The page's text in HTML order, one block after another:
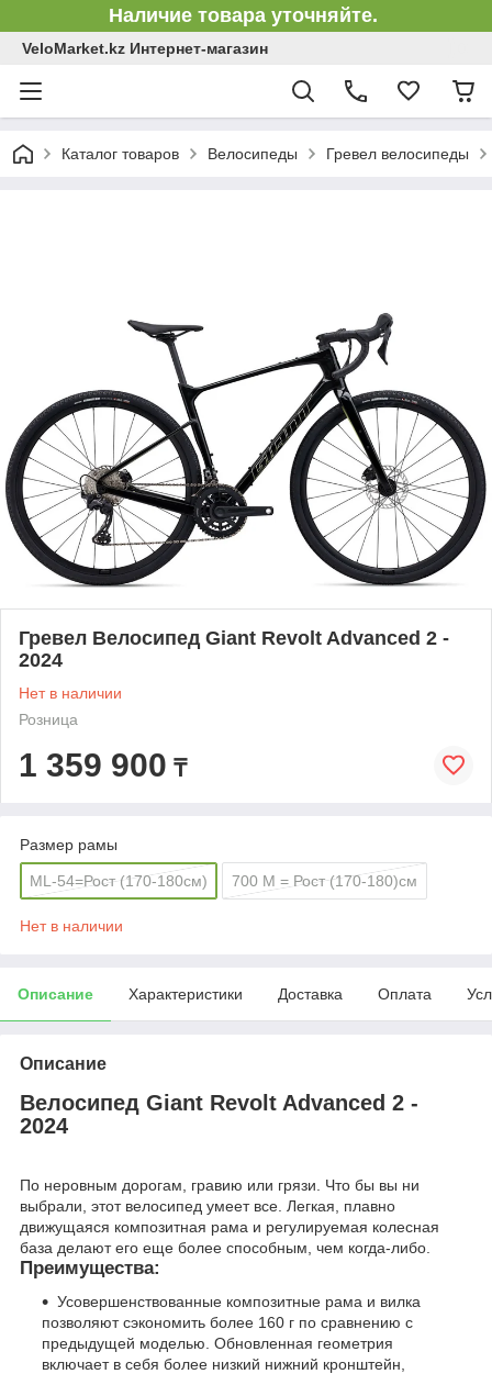
Наличие товара уточняйте.
VeloMarket.kz Интернет-магазин
Каталог товаров Велосипеды Гревел велосипеды
Гревел Велосипед Giant Revolt Advanced 2 -
2024
Нет в наличии
Розница
1 359 900 ₸
Размер рамы
ML-54=Рост (170-180см) 700 M = Рост (170-180)см
Нет в наличии
Описание Характеристики Доставка Оплата
Описание
Велосипед Giant Revolt Advanced 2 -
2024
По неровным дорогам, гравию или грязи. Что бы вы ни
выбрали, этот велосипед умеет все. Легкая, плавно
движущаяся композитная рама и регулируемая колесная
база делают его еще более способным, чем когда-либо.
Преимущества:
Усовершенствованные композитные рама и вилка
позволяют сэкономить более 160 г по сравнению с
предыдущей моделью. Обновленная геометрия
включает в себя более низкий нижний кронштейн,